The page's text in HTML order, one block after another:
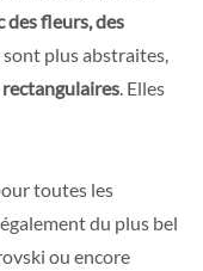
des fleurs, des
sont plus abstraites,
. Elles
toutes les
du plus bel
ou encore